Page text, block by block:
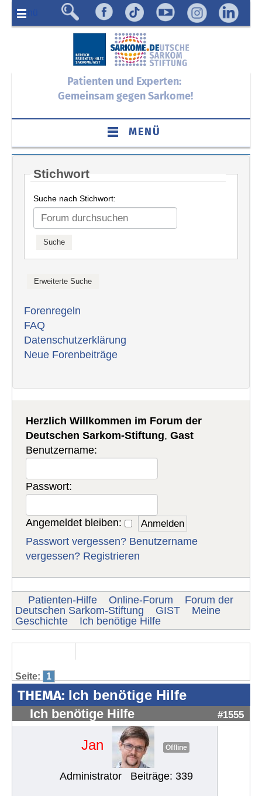
Menü
Patienten und Experten:
Gemeinsam gegen Sarkome!
MENÜ
Stichwort
Suche nach Stichwort:
Forenregeln
FAQ
Datenschutzerklärung
Neue Forenbeiträge
Herzlich Willkommen im Forum der
Deutschen Sarkom-Stiftung,Gast
Benutzername:
Passwort:
Angemeldet bleiben:
Passwort vergessen? Benutzername
vergessen? Registrieren
Patienten-Hilfe Online-Forum
Forum der
Deutschen Sarkom-Stiftung
GIST
Meine
Geschichte
Ich benötige Hilfe
Seite: 1
THEMA: Ich benötige Hilfe
Ich benötige Hilfe #1555
Jan Offline
Administrator Beiträge: 339